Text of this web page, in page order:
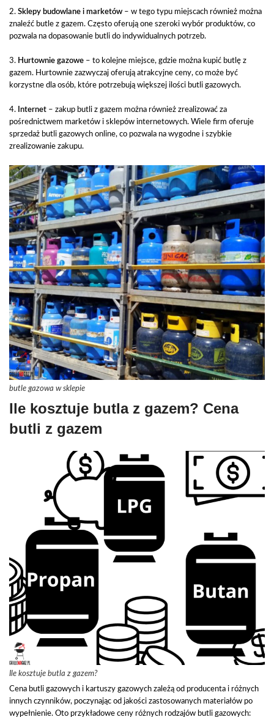
2. Sklepy budowlane i marketów – w tego typu miejscach również można
znaleźć butle z gazem. Często oferują one szeroki wybór produktów, co
pozwala na dopasowanie butli do indywidualnych potrzeb.
3. Hurtownie gazowe – to kolejne miejsce, gdzie można kupić butlę z
gazem. Hurtownie zazwyczaj oferują atrakcyjne ceny, co może być
korzystne dla osób, które potrzebują większej ilości butli gazowych.
4. Internet – zakup butli z gazem można również zrealizować za
pośrednictwem marketów i sklepów internetowych. Wiele firm oferuje
sprzedaż butli gazowych online, co pozwala na wygodne i szybkie
zrealizowanie zakupu.
butle gazowa w sklepie
Ile kosztuje butla z gazem? Cena
butli z gazem
Ile kosztuje butla z gazem?
Cena butli gazowych i kartuszy gazowych zależą od producenta i różnych
innych czynników, poczynając od jakości zastosowanych materiałów po
wypełnienie. Oto przykładowe ceny różnych rodzajów butli gazowych: